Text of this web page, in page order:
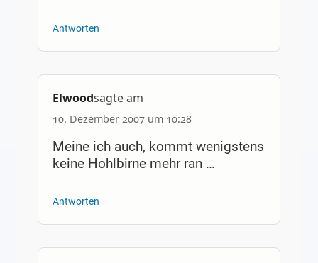
Antworten
Elwoodsagte am
10. Dezember 2007 um 10:28
Meine ich auch, kommt wenigstens
keine Hohlbirne mehr ran …
Antworten